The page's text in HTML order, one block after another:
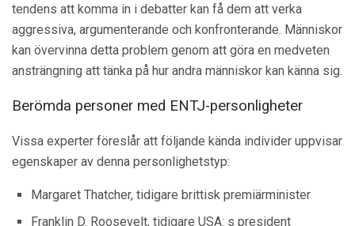
tendens att komma in i debatter kan få dem att verka
aggressiva, argumenterande och konfronterande. Människor
kan övervinna detta problem genom att göra en medveten
ansträngning att tänka på hur andra människor kan känna sig.
Berömda personer med ENTJ-personligheter
Vissa experter föreslår att följande kända individer uppvisar
egenskaper av denna personlighetstyp:
Margaret Thatcher, tidigare brittisk premiärminister
Franklin D. Roosevelt, tidigare USA: s president